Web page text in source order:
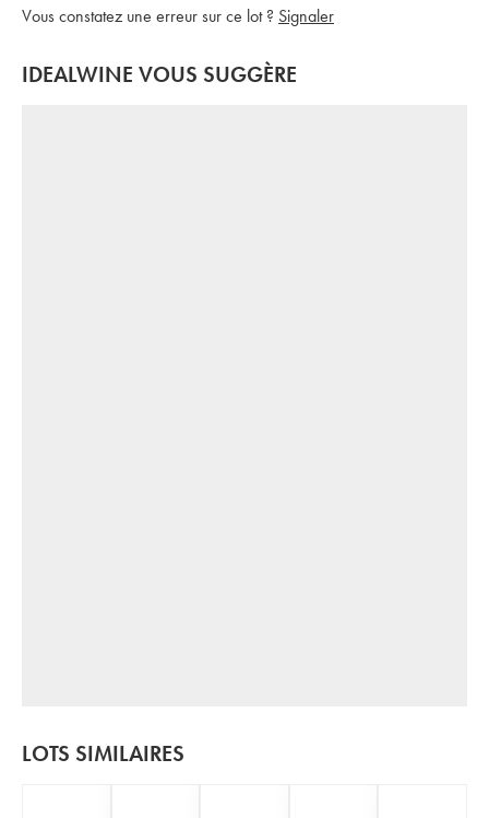
Vous constatez une erreur sur ce lot ? Signaler
IDEALWINE VOUS SUGGÈRE
LOTS SIMILAIRES